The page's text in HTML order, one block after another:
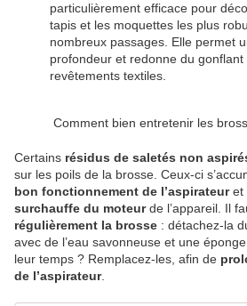
particulièrement efficace pour
tapis et les moquettes les plus
nombreux passages. Elle permet
profondeur et redonne du
revêtements textiles.
Comment bien entretenir les
Certains résidus de saletés non
sur les poils de la brosse. Ceux-ci
bon fonctionnement de l’aspirateuret
surchauffe du moteurde l’appareil. Il
régulièrement la brosse : détachez-la
avec de l’eau savonneuse et une
leur temps ? Remplacez-les, afin de
de l’aspirateur.